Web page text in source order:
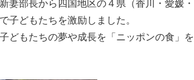
部長から四国地区の４県（香川・愛媛・
子どもたちを激励しました。
どもたちの夢や成長を「ニッポンの食」を